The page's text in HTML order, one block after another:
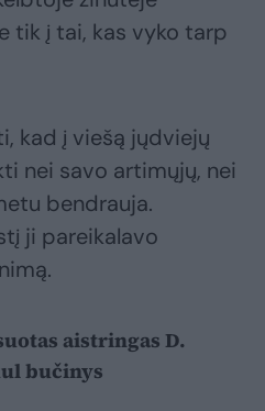
tik į tai, kas vyko tarp
kad į viešą jųdviejų
nei savo artimųjų, nei
bendrauja.
ji pareikalavo
aistringas D.
bučinys